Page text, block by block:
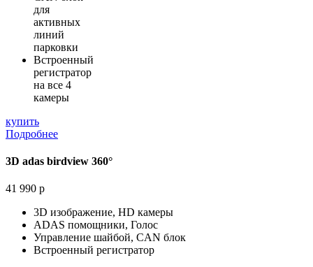
для
активных
линий
парковки
Встроенный
регистратор
на все 4
камеры
купить
Подробнее
3D adas birdview 360°
41 990 р
3D изображение, HD камеры
ADAS помощники, Голос
Управление шайбой, CAN блок
Встроенный регистратор